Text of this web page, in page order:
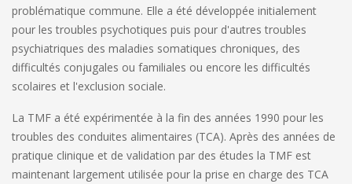
problématique commune. Elle a été développée initialement
pour les troubles psychotiques puis pour d'autres troubles
psychiatriques des maladies somatiques chroniques, des
difficultés conjugales ou familiales ou encore les difficultés
scolaires et l'exclusion sociale.
La TMF a été expérimentée à la fin des années 1990 pour les
troubles des conduites alimentaires (TCA). Après des années de
pratique clinique et de validation par des études la TMF est
maintenant largement utilisée pour la prise en charge des TCA